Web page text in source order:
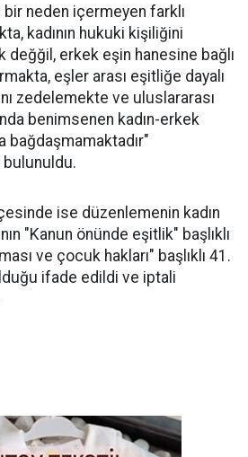
bir neden içermeyen farklı
kadının hukuki kişiliğini
değğil, erkek eşin hanesine bağlı
eşler arası eşitliğe dayalı
zedelemekte ve uluslararası
benimsenen kadın-erkek
bağdaşmamaktadır"
ise düzenlemenin kadın
"Kanun önünde eşitlik" başlıklı
ve çocuk hakları" başlıklı 41.
ifade edildi ve iptali